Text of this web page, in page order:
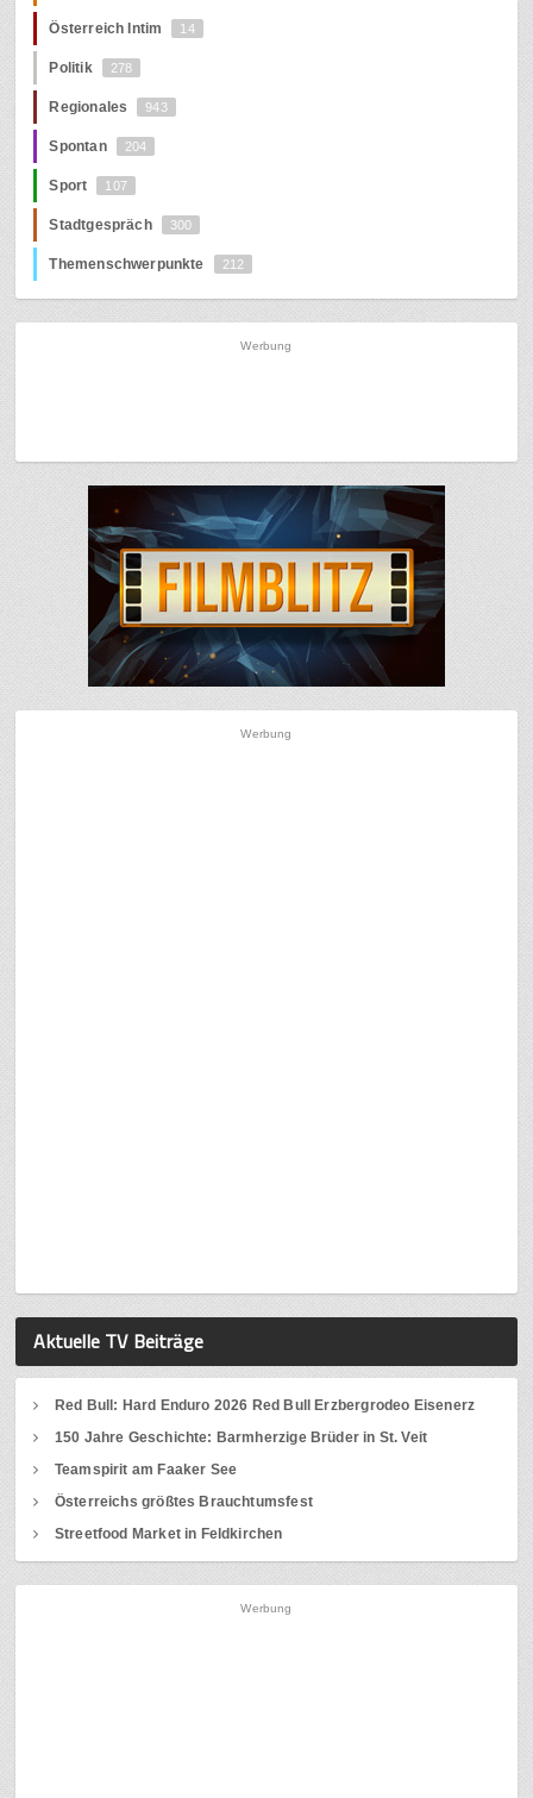
Österreich Intim 14
Politik 278
Regionales 943
Spontan 204
Sport 107
Stadtgespräch 300
Themenschwerpunkte 212
Werbung
Werbung
Aktuelle TV Beiträge
Red Bull: Hard Enduro 2026 Red Bull Erzbergrodeo Eisenerz
150 Jahre Geschichte: Barmherzige Brüder in St. Veit
Teamspirit am Faaker See
Österreichs größtes Brauchtumsfest
Streetfood Market in Feldkirchen
Werbung